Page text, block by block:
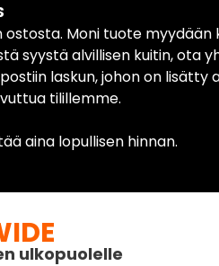
Moni tuote myydään
syystä alvillisen kuitin, ota
laskun, johon on lisätty
tilillemme.
aina lopullisen hinnan.
ulkopuolelle